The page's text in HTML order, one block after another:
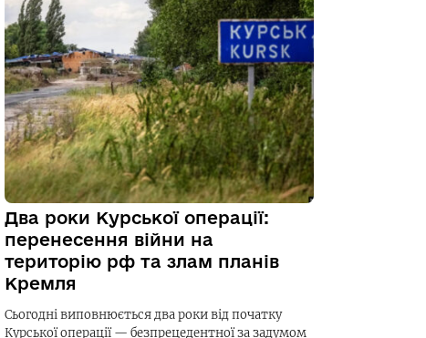
Два роки Курської операції:
перенесення війни на
територію рф та злам планів
Кремля
Сьогодні виповнюється два роки від початку
Курської операції — безпрецедентної за задумом